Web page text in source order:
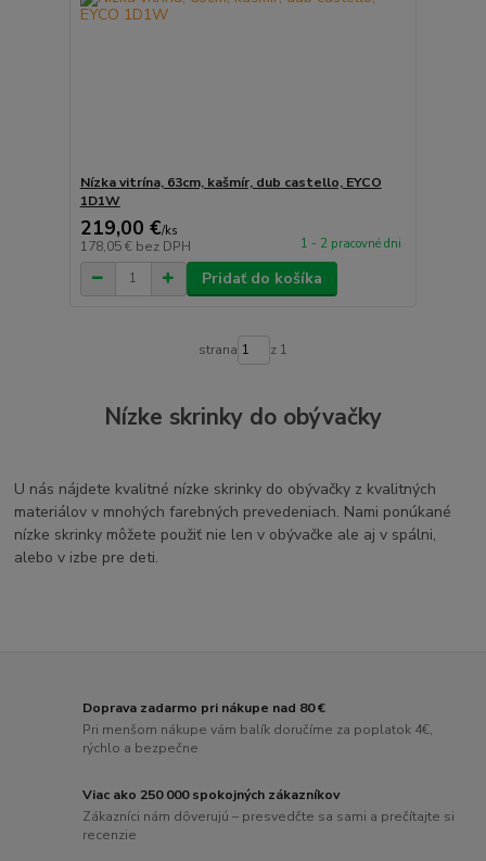
Nízka vitrína, 63cm, kašmír, dub castello, EYCO
1D1W
219,00 €/ks
178,05 € bez DPH 1 - 2 pracovné dni
Pridať do košíka
strana z 1
Nízke skrinky do obývačky
U nás nájdete kvalitné nízke skrinky do obývačky z kvalitných
materiálov v mnohých farebných prevedeniach. Nami ponúkané
nízke skrinky môžete použiť nie len v obývačke ale aj v spálni,
alebo v izbe pre deti.
Doprava zadarmo pri nákupe nad 80 €
Pri menšom nákupe vám balík doručíme za poplatok 4€,
rýchlo a bezpečne
Viac ako 250 000 spokojných zákazníkov
Zákazníci nám dôverujú – presvedčte sa sami a prečítajte si
recenzie